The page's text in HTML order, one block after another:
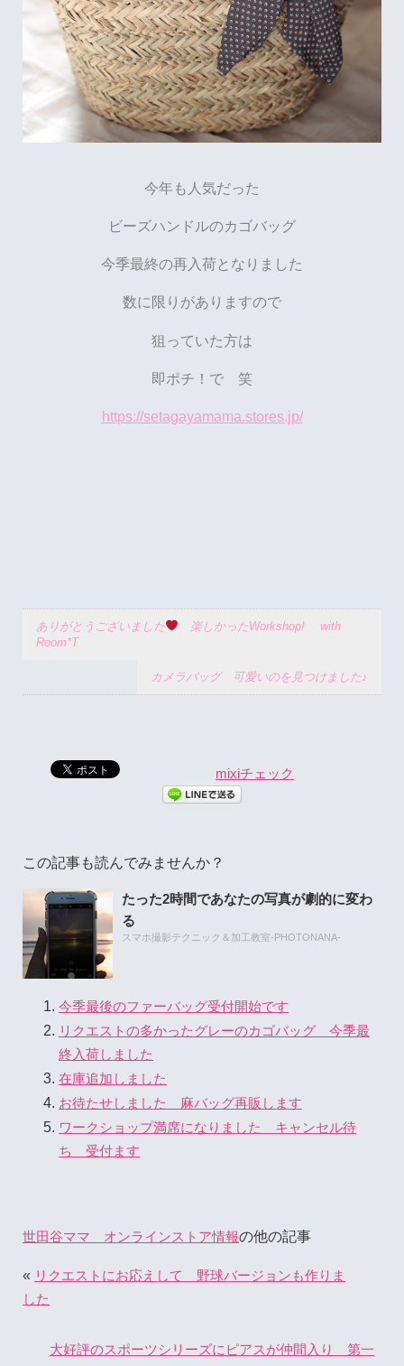
今年も人気だった
ビーズハンドルのカゴバッグ
今季最終の再入荷となりました
数に限りがありますので
狙っていた方は
即ポチ！で 笑
https://setagayamama.stores.jp/
ありがとうございました
楽しかったWorkshop! with
Room*T
カメラバッグ 可愛いのを見つけました♪
mixiチェック
この記事も読んでみませんか？
たった2時間であなたの写真が劇的に変わ
る
スマホ撮影テクニック＆加工教室-PHOTONANA-
今季最後のファーバッグ受付開始です
リクエストの多かったグレーのカゴバッグ 今季最
終入荷しました
在庫追加しました
お待たせしました 麻バッグ再販します
ワークショップ満席になりました キャンセル待
ち 受付ます
世田谷ママ オンラインストア情報の他の記事
« リクエストにお応えして 野球バージョンも作りま
した
大好評のスポーツシリーズにピアスが仲間入り 第一